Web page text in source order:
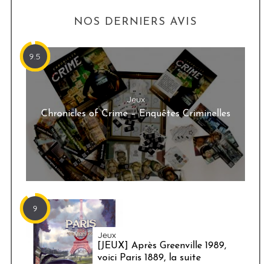
NOS DERNIERS AVIS
9.5
Jeux
Chronicles of Crime – Enquêtes Criminelles
9
Jeux
[JEUX] Après Greenville 1989,
voici Paris 1889, la suite